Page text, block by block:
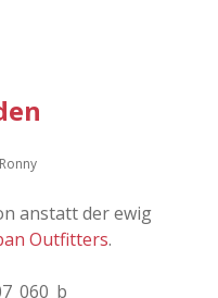
Ronny
anstatt der ewig
Outfitters.